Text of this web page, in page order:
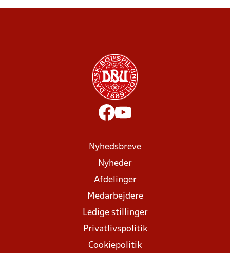
Nyhedsbreve
Nyheder
Afdelinger
Medarbejdere
Ledige stillinger
Privatlivspolitik
Cookiepolitik